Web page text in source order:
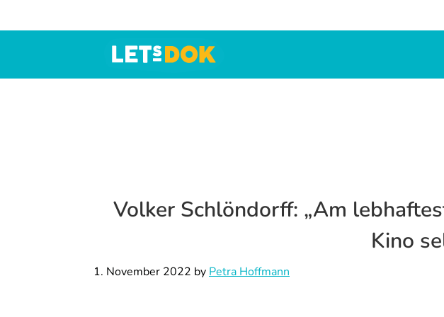
Hauptnavigation
to
Fußzeile
LETsDOK
Bundesweite
Volker Schlöndorff: „Am
Kino
1. November 2022 by Petra Hoffmann